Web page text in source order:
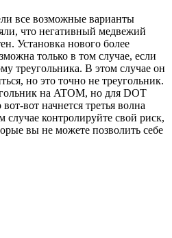
все возможные варианты
что негативный медвежий
Установка нового более
только в том случае, если
треугольника. В этом случае он
но это точно не треугольник.
на ATOM, но для DOT
вот начнется третья волна
контролируйте свой риск,
вы не можете позволить себе